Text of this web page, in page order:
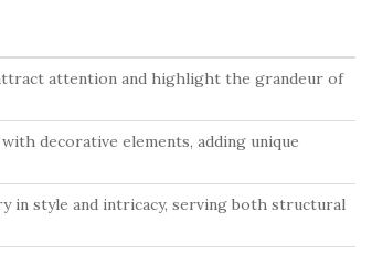
attention and highlight the grandeur of
decorative elements, adding unique
in style and intricacy, serving both structural